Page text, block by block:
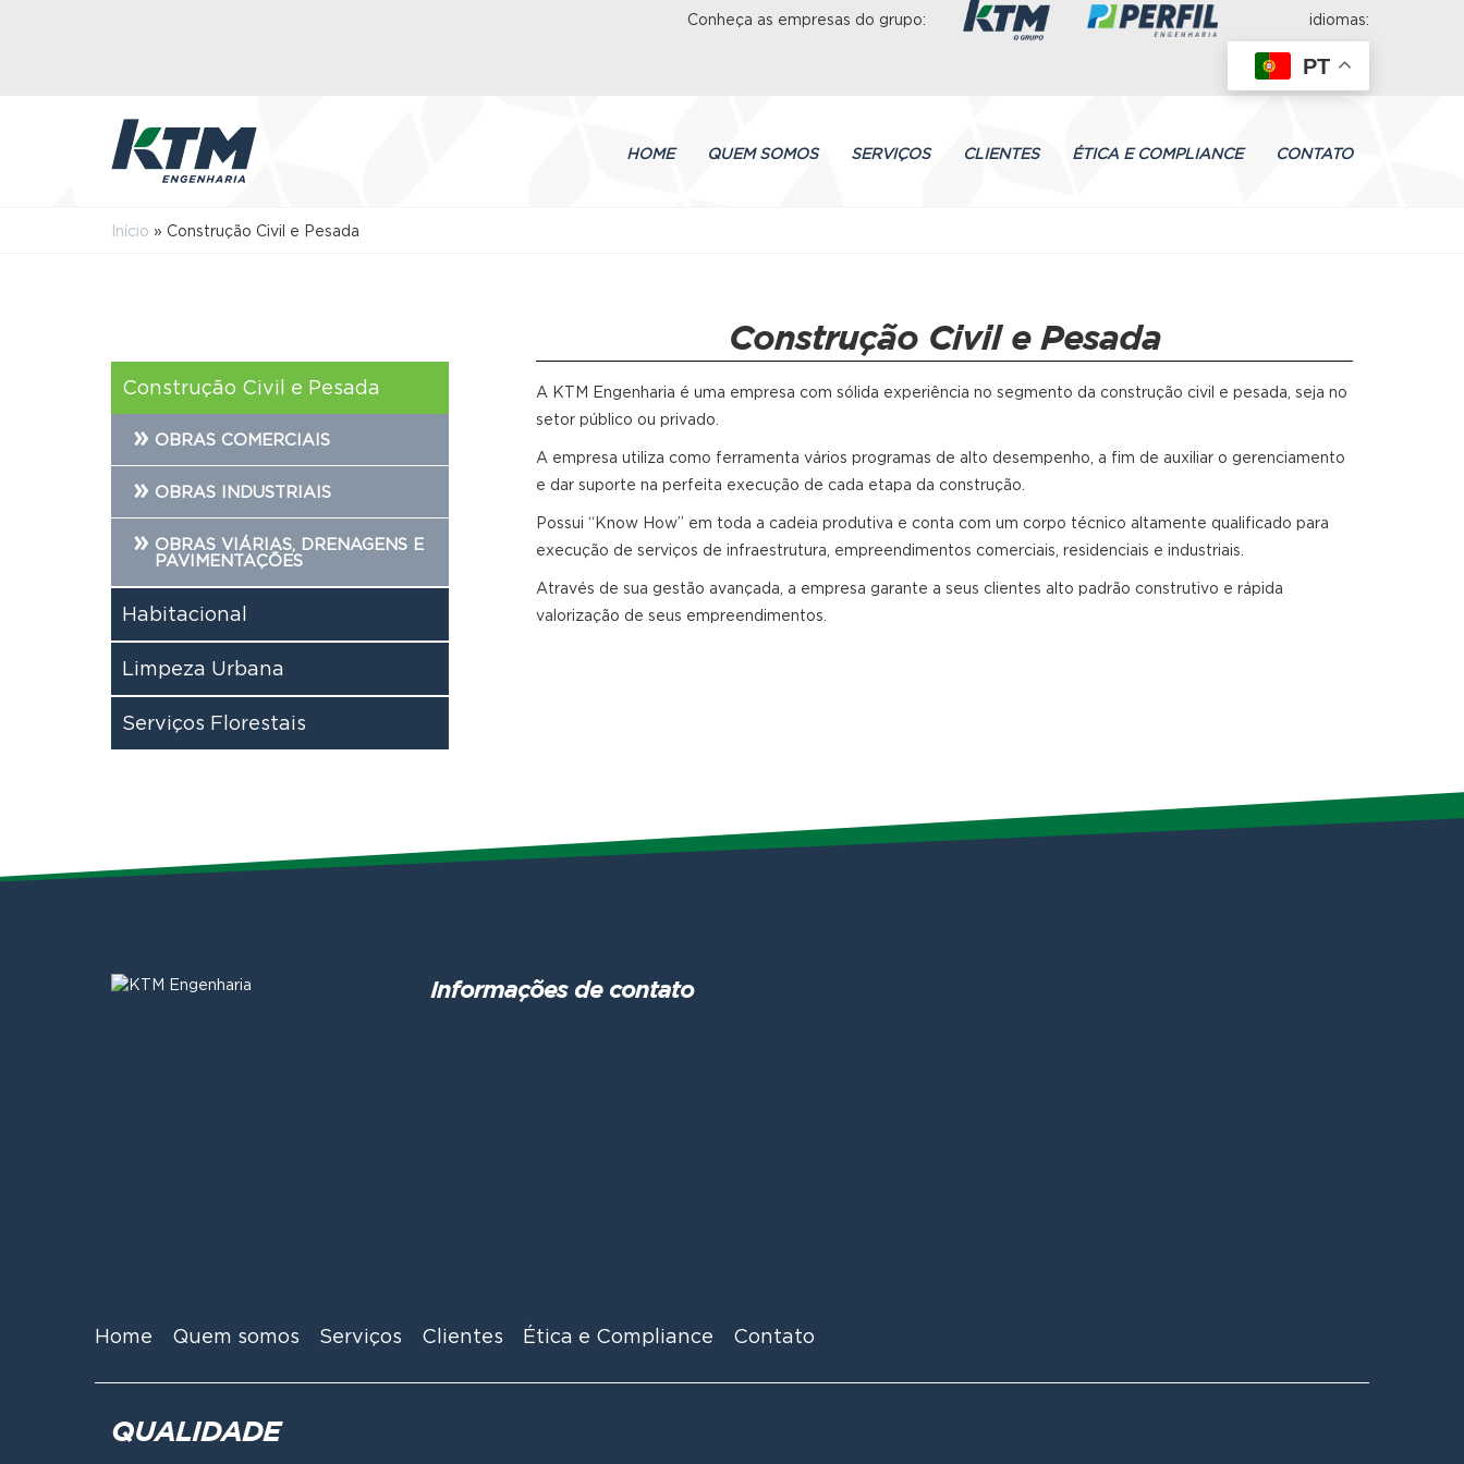
Conheça as empresas do grupo: idiomas:
PT
HOME QUEM SOMOS SERVIÇOS CLIENTES ÉTICA E COMPLIANCE CONTATO
Início » Construção Civil e Pesada
Construção Civil e Pesada
OBRAS COMERCIAIS
OBRAS INDUSTRIAIS
OBRAS VIÁRIAS, DRENAGENS E
PAVIMENTAÇÕES
Habitacional
Limpeza Urbana
Serviços Florestais
Construção Civil e Pesada
A KTM Engenharia é uma empresa com sólida experiência no segmento da construção civil e pesada, seja no
setor público ou privado.
A empresa utiliza como ferramenta vários programas de alto desempenho, a fim de auxiliar o gerenciamento
e dar suporte na perfeita execução de cada etapa da construção.
Possui “Know How” em toda a cadeia produtiva e conta com um corpo técnico altamente qualificado para
execução de serviços de infraestrutura, empreendimentos comerciais, residenciais e industriais.
Através de sua gestão avançada, a empresa garante a seus clientes alto padrão construtivo e rápida
valorização de seus empreendimentos.
Informações de contato
Home Quem somos Serviços Clientes Ética e Compliance Contato
QUALIDADE